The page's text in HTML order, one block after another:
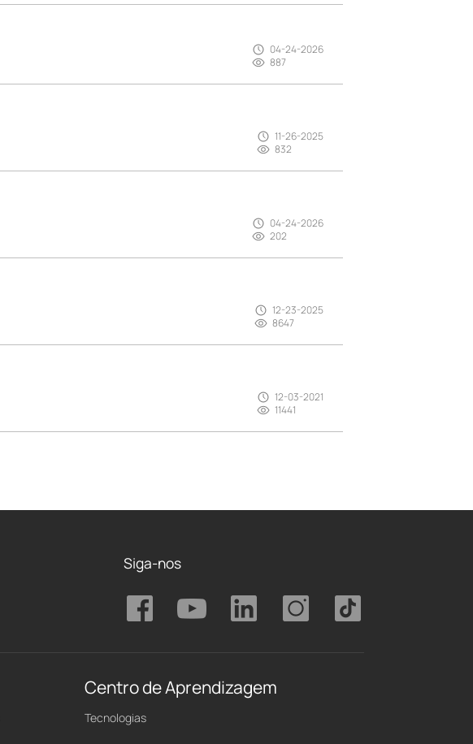
04-24-2026
887
11-26-2025
832
04-24-2026
202
12-23-2025
8647
12-03-2021
11441
Siga-nos
Centro de Aprendizagem
Tecnologias